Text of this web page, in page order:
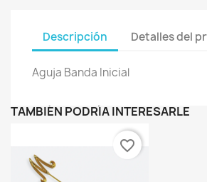
Descripción Detalles del
Aguja Banda Inicial
TAMBIÉN PODRÍA INTERESARLE
favorite_border